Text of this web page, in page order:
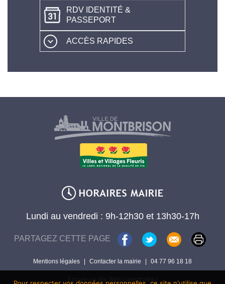
RDV IDENTITÉ &
PASSEPORT
ACCÈS RAPIDES
Lundi au vendredi : 9h-12h30 et 13h30-17h
PARTAGEZ CETTE PAGE
Mentions légales | Contacter la mairie | 04 77 96 18 18
Encore un site Web collectivités !